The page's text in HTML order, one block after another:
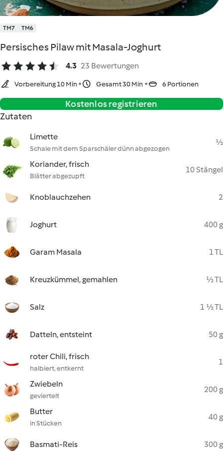
TM7 TM6
Persisches Pilaw mit Masala-Joghurt
4.3 23 Bewertungen
Vorbereitung 10 Min Gesamt 30 Min 6 Portionen
Kostenlos registrieren
Zutaten
Limette
Schale mit dem Sparschäler dünn abgezogen
½
Koriander, frisch
Blätter abgezupft
10 Stängel
Knoblauchzehen 2
Joghurt 400 g
Garam Masala 1 TL
Kreuzkümmel, gemahlen ½ TL
Salz 1 ½ TL
Datteln, entsteint 50 g
roter Chili, frisch
halbiert, entkernt
1
Zwiebeln
geviertelt
200 g
Butter
in Stücken
40 g
Basmati-Reis 300 g